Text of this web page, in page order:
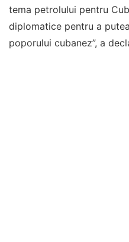
tema petrolului pentru
diplomatice pentru a
poporului cubanez”, a